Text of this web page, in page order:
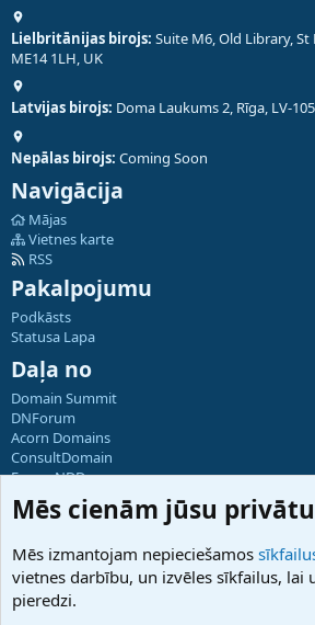
Lielbritānijas birojs: Suite M6, Old Library,
ME14 1LH, UK
Latvijas birojs: Doma Laukums 2, Rīga, LV-
Nepālas birojs: Coming Soon
Navigācija
Mājas
Vietnes karte
RSS
Pakalpojumu
Podkāsts
Statusa Lapa
Daļa no
Domain Summit
DNForum
Acorn Domains
ConsultDomain
ForumNDD
Domainforum.ro
27.be
Hostmaria
Atbalsts
Mēs cienām jūsu
Mēs izmantojam nepieciešamos
vietnes darbību, un izvēles sīkfailus, lai
pieredzi.